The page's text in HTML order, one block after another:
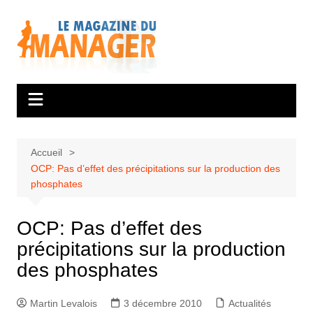
contenu
Accueil
OCP: Pas d’effet des précipitations sur la production des
phosphates
OCP: Pas d’effet des
précipitations sur la production
des phosphates
Martin Levalois 3 décembre 2010 Actualités